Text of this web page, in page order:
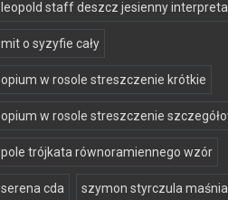
leopold staff deszcz jesienny
mit o syzyfie cały
opium w rosole streszczenie krótkie
opium w rosole streszczenie
pole trójkata równoramiennego wzór
serena cda szymon styrczula